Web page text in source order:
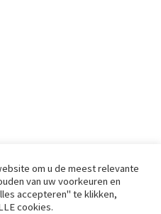
om u de meest relevante
van uw voorkeuren en
accepteren" te klikken,
cookies.